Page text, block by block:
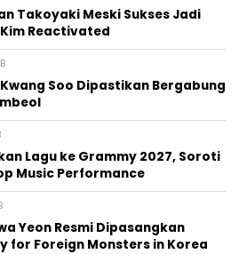
Takoyaki Meski Sukses Jadi
Reactivated
Soo Dipastikan Bergabung
Lagu ke Grammy 2027, Soroti
Music Performance
Yeon Resmi Dipasangkan
for Foreign Monsters in Korea